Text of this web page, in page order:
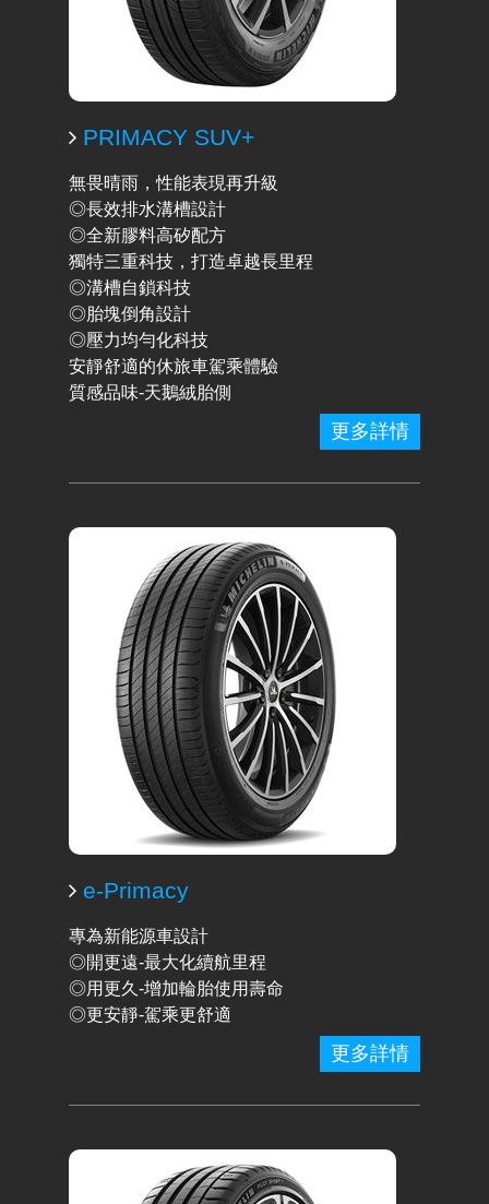
PRIMACY SUV+
無畏晴雨，性能表現再升級
◎長效排水溝槽設計
◎全新膠料高矽配方
獨特三重科技，打造卓越長里程
◎溝槽自鎖科技
◎胎塊倒角設計
◎壓力均勻化科技
安靜舒適的休旅車駕乘體驗
質感品味-天鵝絨胎側
更多詳情
e-Primacy
專為新能源車設計
◎開更遠-最大化續航里程
◎用更久-增加輪胎使用壽命
◎更安靜-駕乘更舒適
更多詳情